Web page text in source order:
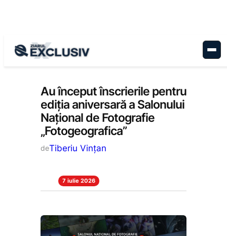
Cultură, Stiri la zi
Au început înscrierile pentru
ediţia aniversară a Salonului
Naţional de Fotografie
„Fotogeografica”
deTiberiu Vințan
7 iulie 2026